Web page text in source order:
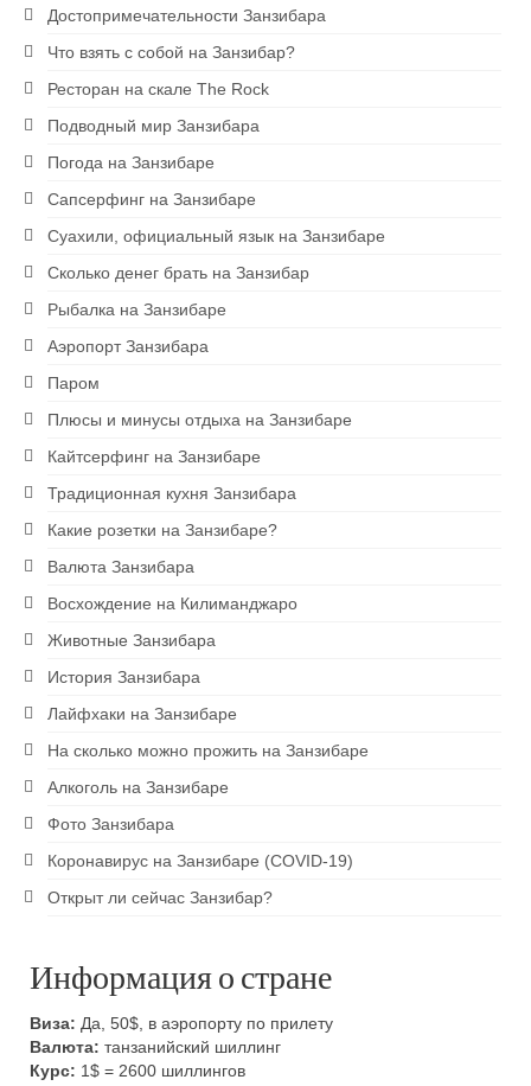
Достопримечательности Занзибара
Что взять с собой на Занзибар?
Ресторан на скале The Rock
Подводный мир Занзибара
Погода на Занзибаре
Сапсерфинг на Занзибаре
Суахили, официальный язык на Занзибаре
Сколько денег брать на Занзибар
Рыбалка на Занзибаре
Аэропорт Занзибара
Паром
Плюсы и минусы отдыха на Занзибаре
Кайтсерфинг на Занзибаре
Традиционная кухня Занзибара
Какие розетки на Занзибаре?
Валюта Занзибара
Восхождение на Килиманджаро
Животные Занзибара
История Занзибара
Лайфхаки на Занзибаре
На сколько можно прожить на Занзибаре
Алкоголь на Занзибаре
Фото Занзибара
Коронавирус на Занзибаре (COVID-19)
Открыт ли сейчас Занзибар?
Информация о стране
Виза: Да, 50$, в аэропорту по прилету
Валюта: танзанийский шиллинг
Курс: 1$ = 2600 шиллингов